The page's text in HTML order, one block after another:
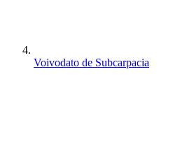
Voivodato de Subcarpacia